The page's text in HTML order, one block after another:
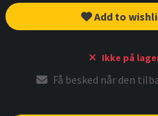
Add to
Ikke på
Få besked når den